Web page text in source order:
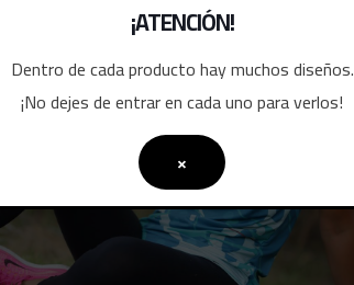
¡ATENCIÓN!
Dentro de cada producto hay muchos diseños.
¡No dejes de entrar en cada uno para verlos!
×